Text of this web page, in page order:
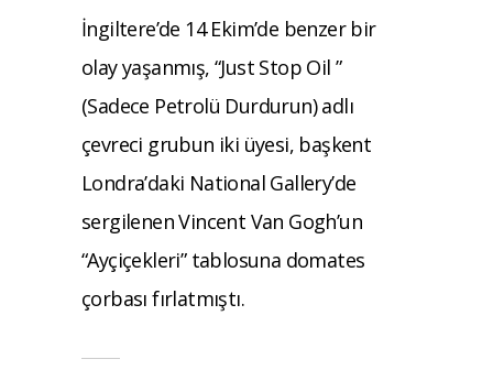
İngiltere’de 14 Ekim’de benzer bir
olay yaşanmış, “Just Stop Oil ”
(Sadece Petrolü Durdurun) adlı
çevreci grubun iki üyesi, başkent
Londra’daki National Gallery’de
sergilenen Vincent Van Gogh’un
“Ayçiçekleri” tablosuna domates
çorbası fırlatmıştı.